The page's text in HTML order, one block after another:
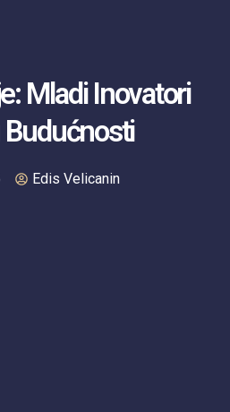
Mladi Inovatori
Edis Velicanin